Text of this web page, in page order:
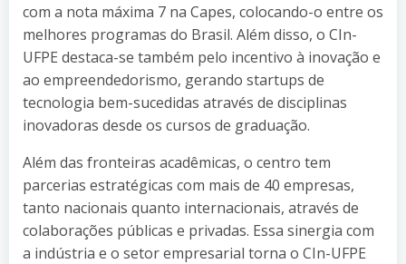
com a nota máxima 7 na Capes, colocando-o entre os
melhores programas do Brasil. Além disso, o CIn-
UFPE destaca-se também pelo incentivo à inovação e
ao empreendedorismo, gerando startups de
tecnologia bem-sucedidas através de disciplinas
inovadoras desde os cursos de graduação.
Além das fronteiras acadêmicas, o centro tem
parcerias estratégicas com mais de 40 empresas,
tanto nacionais quanto internacionais, através de
colaborações públicas e privadas. Essa sinergia com
a indústria e o setor empresarial torna o CIn-UFPE